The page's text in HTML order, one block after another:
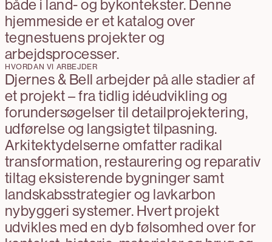
både i land- og bykontekster. Denne
hjemmeside er et katalog over
tegnestuens projekter og
arbejdsprocesser.
HVORDAN VI ARBEJDER
Djernes & Bell arbejder på alle stadier af
et projekt – fra tidlig idéudvikling og
forundersøgelser til detailprojektering,
udførelse og langsigtet tilpasning.
Arkitektydelserne omfatter radikal
transformation, restaurering og reparativ
tiltag eksisterende bygninger samt
landskabsstrategier og lavkarbon
nybyggeri systemer. Hvert projekt
udvikles med en dyb følsomhed over for